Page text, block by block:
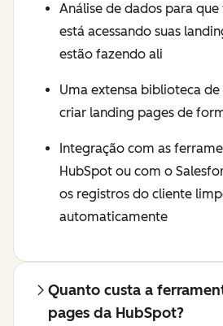
Análise de dados para
está acessando suas
estão fazendo ali
Uma extensa biblioteca
criar landing pages de
Integração com as
HubSpot ou com o
os registros do cliente
automaticamente
Quanto custa a
pages da HubSpot?